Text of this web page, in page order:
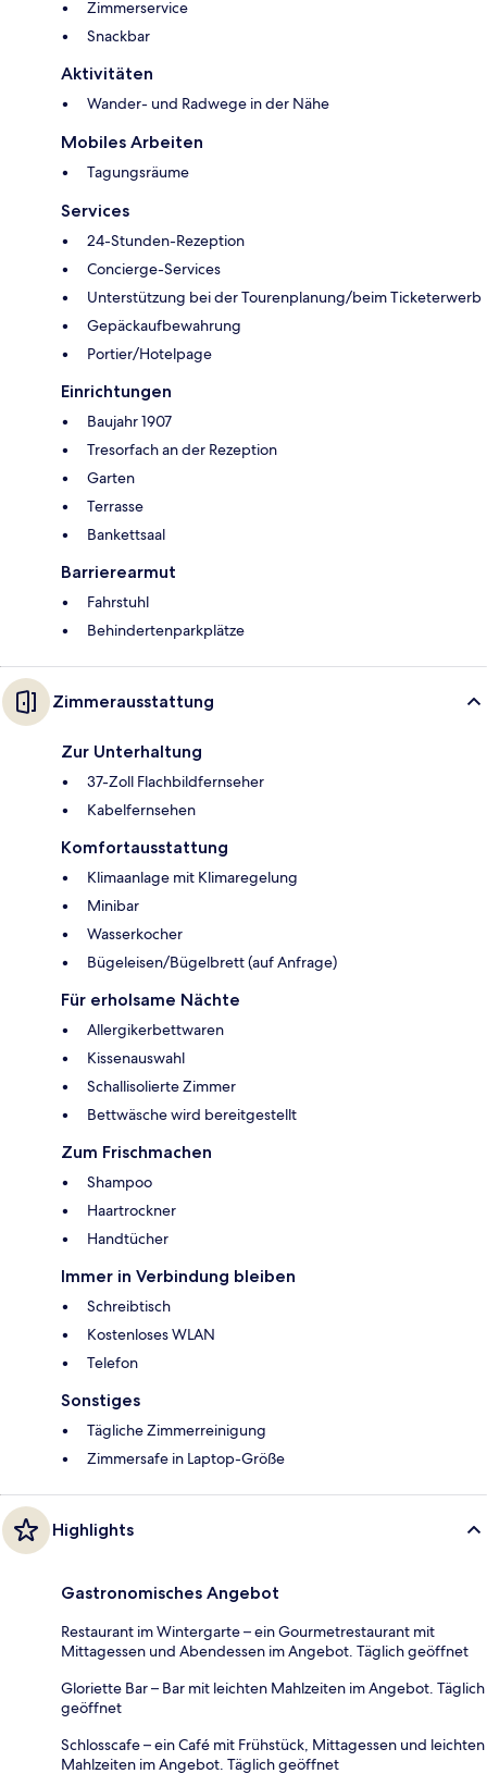
Zimmerservice
Snackbar
Aktivitäten
Wander- und Radwege in der Nähe
Mobiles Arbeiten
Tagungsräume
Services
24-Stunden-Rezeption
Concierge-Services
Unterstützung bei der Tourenplanung/beim Ticketerwerb
Gepäckaufbewahrung
Portier/Hotelpage
Einrichtungen
Baujahr 1907
Tresorfach an der Rezeption
Garten
Terrasse
Bankettsaal
Barrierearmut
Fahrstuhl
Behindertenparkplätze
Zimmerausstattung
Zur Unterhaltung
37-Zoll Flachbildfernseher
Kabelfernsehen
Komfortausstattung
Klimaanlage mit Klimaregelung
Minibar
Wasserkocher
Bügeleisen/Bügelbrett (auf Anfrage)
Für erholsame Nächte
Allergikerbettwaren
Kissenauswahl
Schallisolierte Zimmer
Bettwäsche wird bereitgestellt
Zum Frischmachen
Shampoo
Haartrockner
Handtücher
Immer in Verbindung bleiben
Schreibtisch
Kostenloses WLAN
Telefon
Sonstiges
Tägliche Zimmerreinigung
Zimmersafe in Laptop-Größe
Highlights
Gastronomisches Angebot
Restaurant im Wintergarte – ein Gourmetrestaurant mit
Mittagessen und Abendessen im Angebot. Täglich geöffnet
Gloriette Bar – Bar mit leichten Mahlzeiten im Angebot. Täglich
geöffnet
Schlosscafe – ein Café mit Frühstück, Mittagessen und leichten
Mahlzeiten im Angebot. Täglich geöffnet